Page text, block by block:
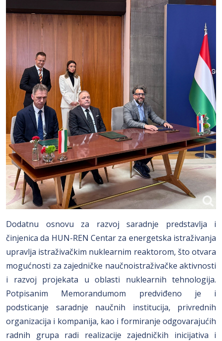
Dodatnu osnovu za razvoj saradnje predstavlja i
činjenica da HUN-REN Centar za energetska istraživanja
upravlja istraživačkim nuklearnim reaktorom, što otvara
mogućnosti za zajedničke naučnoistraživačke aktivnosti
i razvoj projekata u oblasti nuklearnih tehnologija.
Potpisanim Memorandumom predviđeno je i
podsticanje saradnje naučnih institucija, privrednih
organizacija i kompanija, kao i formiranje odgovarajućih
radnih grupa radi realizacije zajedničkih inicijativa i